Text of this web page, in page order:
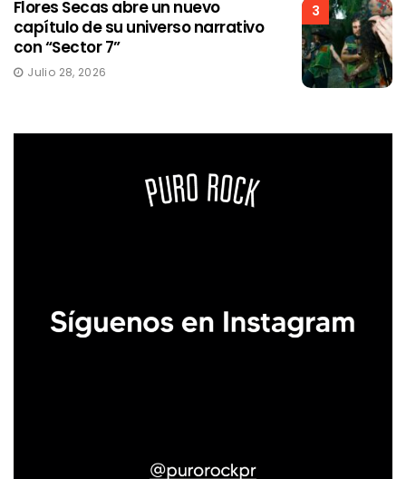
3
Flores Secas abre un nuevo
capítulo de su universo narrativo
con “Sector 7”
Julio 28, 2026